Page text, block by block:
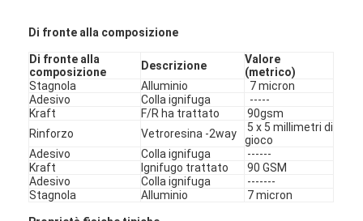
Di fronte alla composizione
Di fronte alla
composizione
Descrizione
Valore
(metrico)
Stagnola
Alluminio
7 micron
Adesivo
Colla ignifuga
-----
Kraft
F/R ha trattato
90gsm
Rinforzo
Vetroresina -2way
5 x 5 millimetri di
gioco
Adesivo
Colla ignifuga
------
Kraft
Ignifugo trattato
90 GSM
Adesivo
Colla ignifuga
-------
Stagnola
Alluminio 7 micron